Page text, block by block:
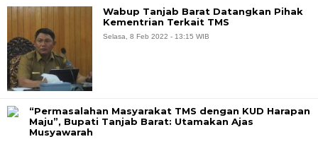
Wabup Tanjab Barat Datangkan Pihak
Kementrian Terkait TMS
Selasa, 8 Feb 2022 - 13:15 WIB
“Permasalahan Masyarakat TMS dengan KUD Harapan
Maju”, Bupati Tanjab Barat: Utamakan Ajas
Musyawarah